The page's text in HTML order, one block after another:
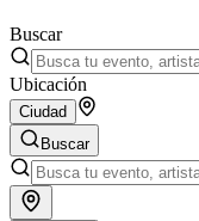
Buscar
Ubicación
Ciudad
Buscar